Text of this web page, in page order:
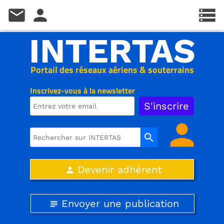
Inscrivez-vous à la newsletter
Portail des réseaux aériens & souterrains
INTERTAS
search person
person Devenir adhérent
subject Envoyer une publication
storage
mail person